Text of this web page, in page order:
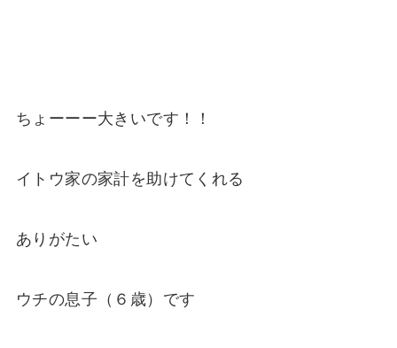
ちょーーー大きいです！！
イトウ家の家計を助けてくれる
ありがたい
ウチの息子（６歳）です